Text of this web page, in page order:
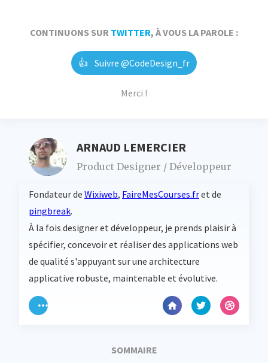
CONTINUONS SUR TWITTER, À VOUS LA PAROLE :
👍 Suivre @CodeDesign_fr
Merci !
ARNAUD LEMERCIER
Product Designer / Développeur
Fondateur de Wixiweb, FaireMesCourses.fret de
pingbreak.
À la fois designer et développeur, je prends plaisir à
spécifier, concevoir et réaliser des applications web
de qualité s'appuyant sur une architecture
applicative robuste, maintenable et évolutive.
SOMMAIRE